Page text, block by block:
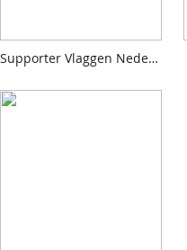
Supporter Vlaggen Nederland